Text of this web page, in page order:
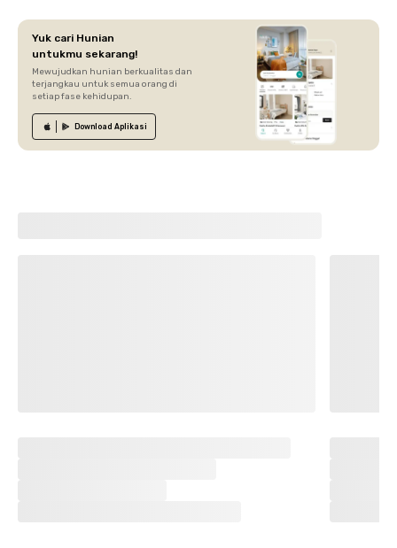
Yuk cari Hunian
untukmu sekarang!
Mewujudkan hunian berkualitas dan
terjangkau untuk semua orang di
setiap fase kehidupan.
Download Aplikasi